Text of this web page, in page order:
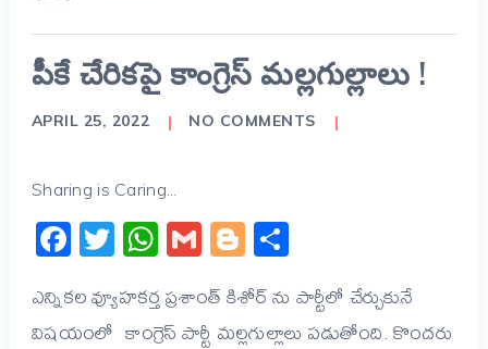
పీకే చేరికపై కాంగ్రెస్ మల్లగుల్లాలు !
APRIL 25, 2022 NO COMMENTS
Sharing is Caring...
Facebook
Twitter
WhatsApp
GmailBlogger
Share
ఎన్నికల వ్యూహకర్త ప్రశాంత్ కిశోర్‌ ను పార్టీలో చేర్చుకునే
విషయంలో కాంగ్రెస్ పార్టీ మల్లగుల్లాలు పడుతోంది. కొందరు